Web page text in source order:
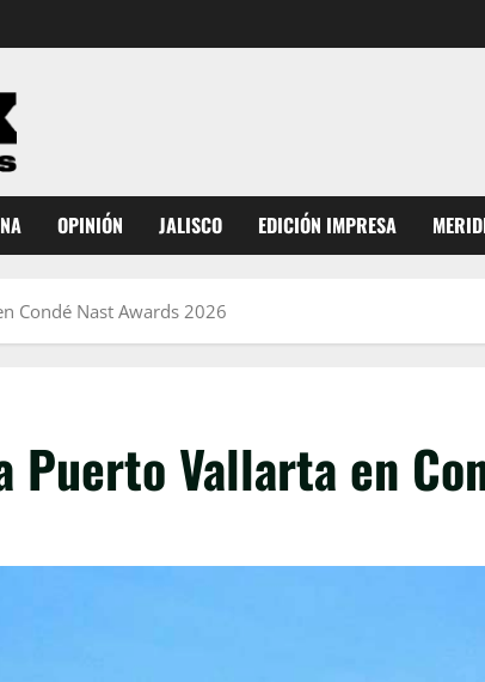
OPINIÓN JALISCO EDICIÓN IMPRESA
Condé Nast Awards 2026
Vallarta en